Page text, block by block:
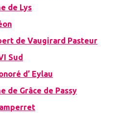
de Lys
de Vaugirard Pasteur
Sud
d’ Eylau
de Grâce de Passy